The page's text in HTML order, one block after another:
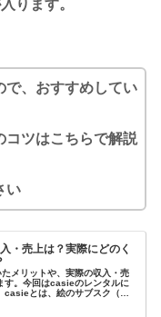
ります。
で、おすすめしてい
コツはこちらで解説
い
・売上は？実際にどのく
メリットや、実際の収入・売
す。今回はcasieのレンタルに
casieとは、絵のサブスク（月